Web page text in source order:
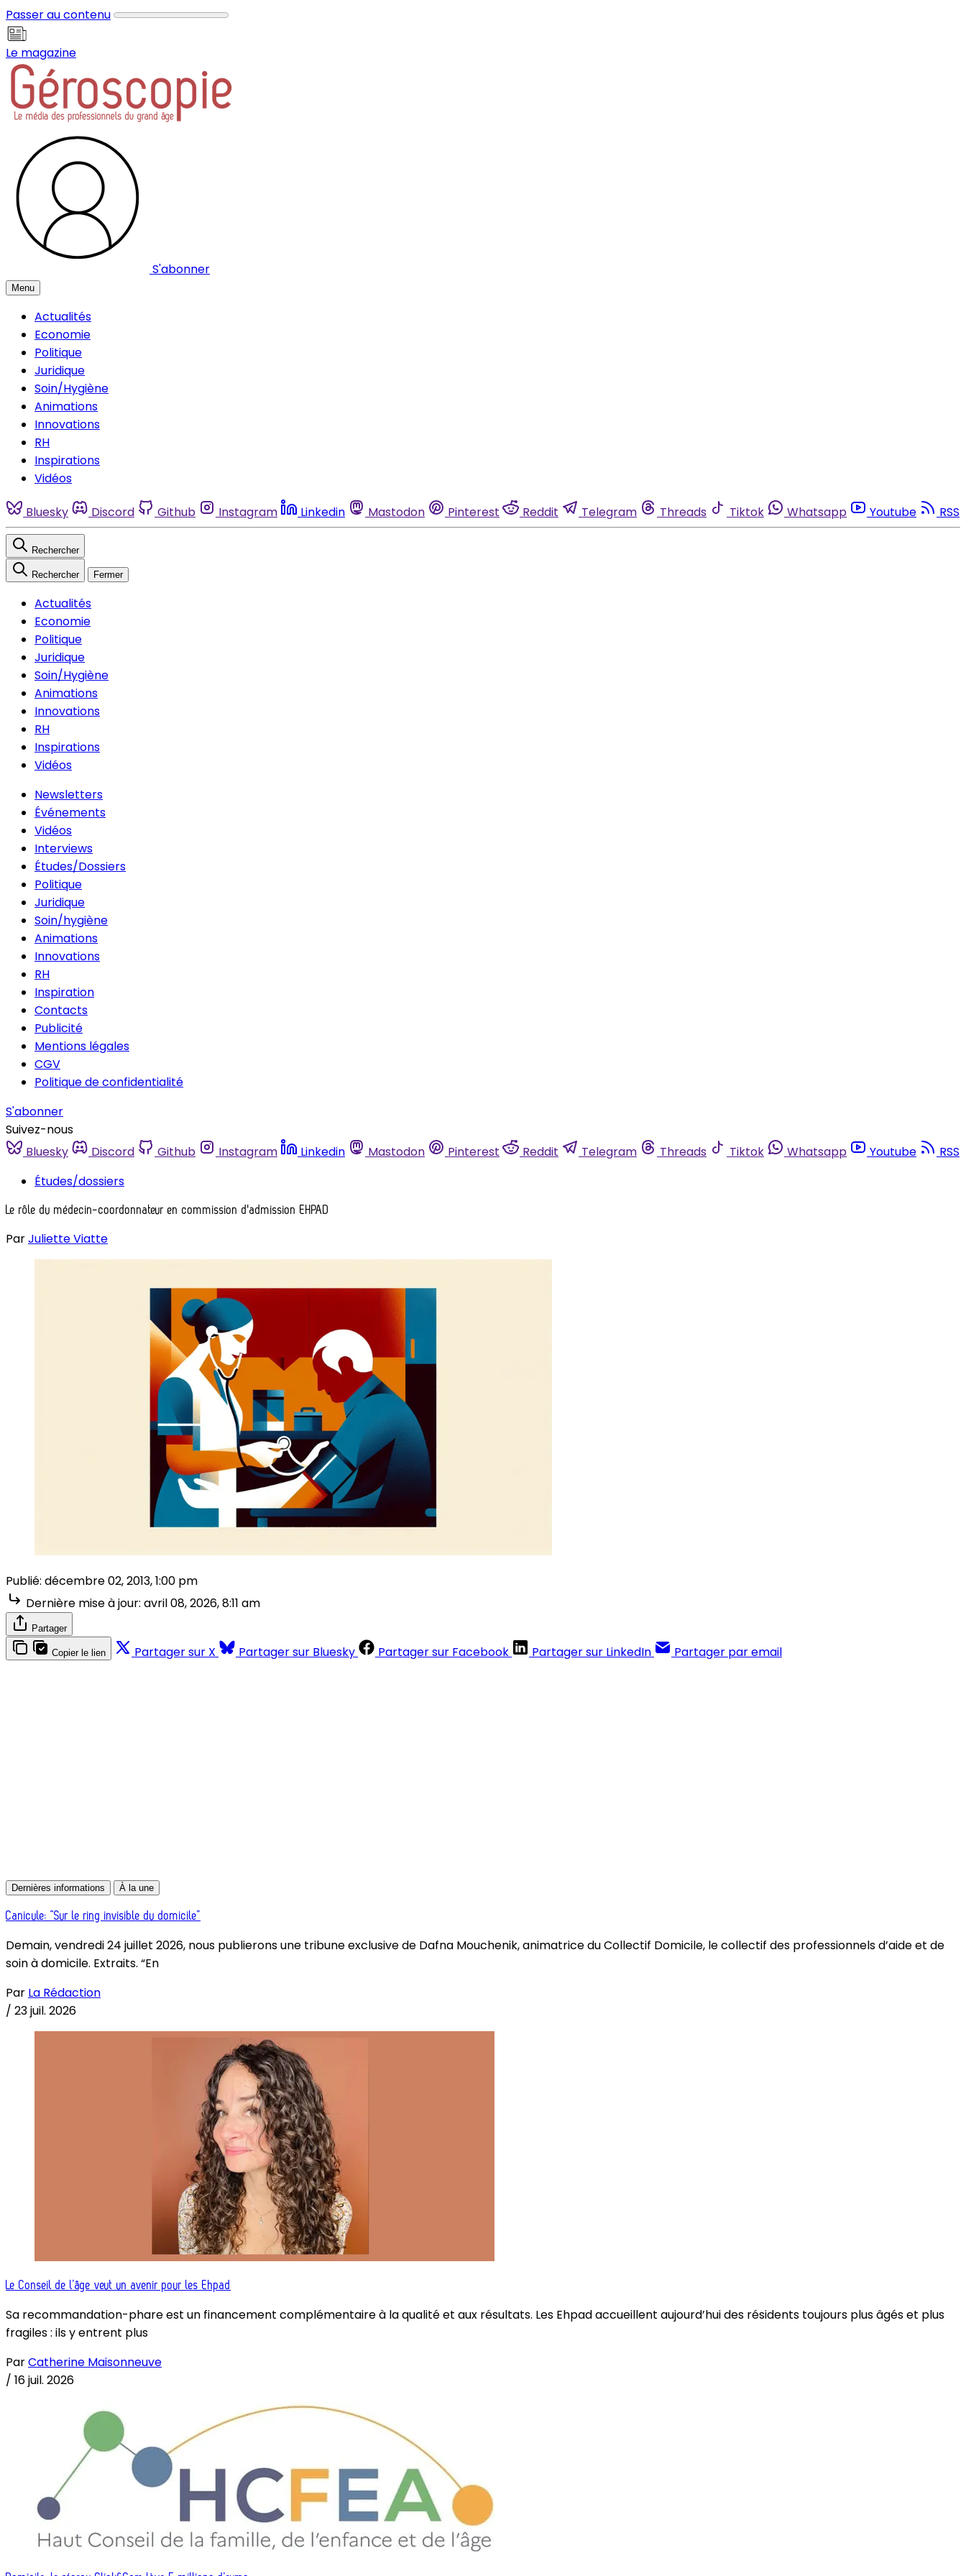
Passer au contenu
Le magazine
S'abonner
Menu
Actualités
Economie
Politique
Juridique
Soin/Hygiène
Animations
Innovations
RH
Inspirations
Vidéos
Bluesky Discord Github Instagram Linkedin Mastodon Pinterest Reddit Telegram Threads Tiktok Whatsapp Youtube RSS
Rechercher
Rechercher Fermer
Actualités
Economie
Politique
Juridique
Soin/Hygiène
Animations
Innovations
RH
Inspirations
Vidéos
Newsletters
Événements
Vidéos
Interviews
Études/Dossiers
Politique
Juridique
Soin/hygiène
Animations
Innovations
RH
Inspiration
Contacts
Publicité
Mentions légales
CGV
Politique de confidentialité
S'abonner
Suivez-nous
Bluesky
Discord Github Instagram Linkedin Mastodon Pinterest Reddit Telegram Threads Tiktok Whatsapp Youtube
RSS
Études/dossiers
Le rôle du médecin-coordonnateur en commission d'admission EHPAD
ParJuliette Viatte
Publié: décembre 02, 2013, 1:00 pm
Dernière mise à jour: avril 08, 2026, 8:11 am
Partager
Copier le lien Partager sur X Partager sur Bluesky Partager sur Facebook Partager sur LinkedIn Partager par email
Dernières informations À la une
Canicule: “Sur le ring invisible du domicile”
Demain, vendredi 24 juillet 2026, nous publierons une tribune exclusive de Dafna Mouchenik, animatrice du Collectif Domicile, le collectif des professionnels d’aide et de
soin à domicile. Extraits. “En
Par La Rédaction
/ 23 juil. 2026
Le Conseil de l’âge veut un avenir pour les Ehpad
Sa recommandation-phare est un financement complémentaire à la qualité et aux résultats. Les Ehpad accueillent aujourd’hui des résidents toujours plus âgés et plus
fragiles : ils y entrent plus
ParCatherine Maisonneuve
/ 16 juil. 2026
Panneau de gestion des cookies